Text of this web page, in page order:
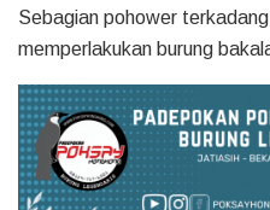
Sebagian pohower
memperlakukan burung